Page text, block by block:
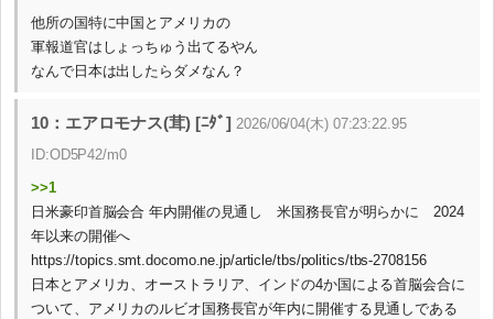
他所の国特に中国とアメリカの
軍報道官はしょっちゅう出てるやん
なんで日本は出したらダメなん？
10：エアロモナス(茸) [ﾆﾀﾞ] 2026/06/04(木) 07:23:22.95
ID:OD5P42/m0
>>1
日米豪印首脳会合 年内開催の見通し 米国務長官が明らかに 2024
年以来の開催へ
https://topics.smt.docomo.ne.jp/article/tbs/politics/tbs-2708156
日本とアメリカ、オーストラリア、インドの4か国による首脳会合に
ついて、アメリカのルビオ国務長官が年内に開催する見通しである